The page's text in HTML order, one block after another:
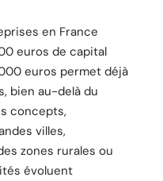
en France
euros de capital
euros permet déjà
bien au-delà du
concepts,
villes,
zones rurales ou
évoluent